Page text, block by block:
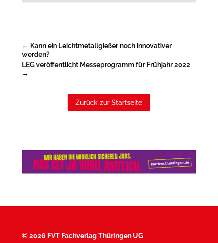
← Kann ein Leichtmetallgießer noch innovativer
werden?
LEG veröffentlicht Messeprogramm für Frühjahr 2022
→
Zurück zur Startseite
©2026 FVT Fachverlag Thüringen UG